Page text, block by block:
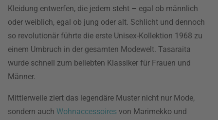
Kleidung entwerfen, die jedem steht – egal ob männlich
oder weiblich, egal ob jung oder alt. Schlicht und dennoch
so revolutionär führte die erste Unisex-Kollektion 1968 zu
einem Umbruch in der gesamten Modewelt. Tasaraita
wurde schnell zum beliebten Klassiker für Frauen und
Männer.
Mittlerweile ziert das legendäre Muster nicht nur Mode,
sondern auch Wohnaccessoires von Marimekko und